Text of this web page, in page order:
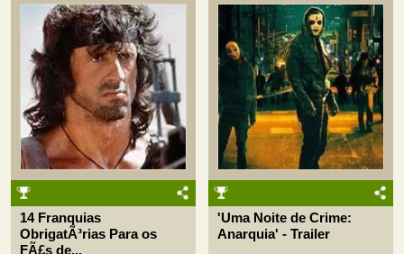
14 Franquias
ObrigatÃ³rias Para os
FÃ£s de...
'Uma Noite de Crime:
Anarquia' - Trailer